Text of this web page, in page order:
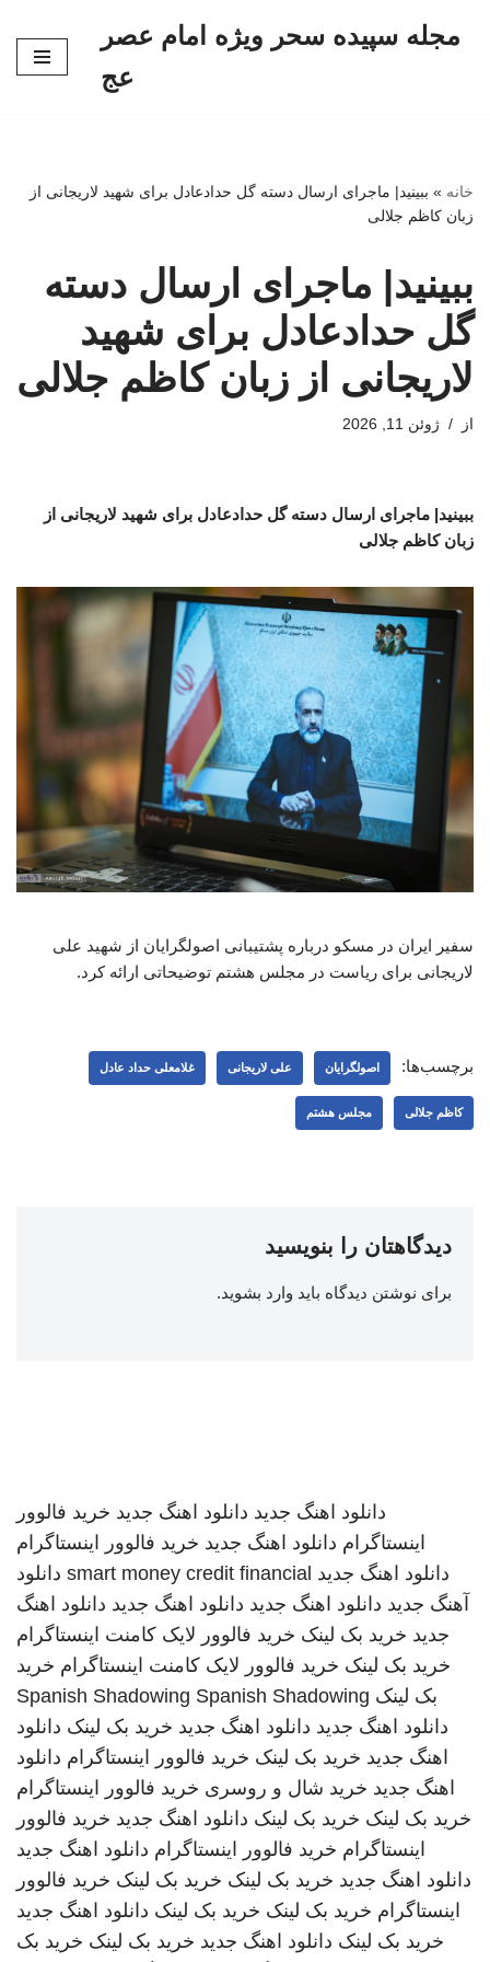
مجله سپیده سحر ویژه امام عصر
عج
خانه » ببینید| ماجرای ارسال دسته گل حدادعادل برای شهید لاریجانی از
زبان کاظم جلالی
ببینید| ماجرای ارسال دسته
گل حدادعادل برای شهید
لاریجانی از زبان کاظم جلالی
از ژوئن 11, 2026
ببینید| ماجرای ارسال دسته گل حدادعادل برای شهید لاریجانی از
زبان کاظم جلالی
سفیر ایران در مسکو درباره پشتیبانی اصولگرایان از شهید علی
لاریجانی برای ریاست در مجلس هشتم توضیحاتی ارائه کرد.
برچسب‌ها: اصولگرایان علی لاریجانی غلامعلی حداد عادل
کاظم جلالی مجلس هشتم
دیدگاهتان را بنویسید
برای نوشتن دیدگاه باید وارد بشوید.
دانلود اهنگ جدید دانلود اهنگ جدید خرید فالوور
اینستاگرام دانلود اهنگ جدید خرید فالوور اینستاگرام
دانلود اهنگ جدید smart money credit financial دانلود
آهنگ جدید دانلود اهنگ جدید دانلود اهنگ جدید دانلود اهنگ
جدید خرید بک لینک خرید فالوور لایک کامنت اینستاگرام
خرید بک لینک خرید فالوور لایک کامنت اینستاگرام خرید
بک لینک
Spanish Shadowing Spanish Shadowing
دانلود اهنگ جدید دانلود اهنگ جدید خرید بک لینک دانلود
اهنگ جدید خرید بک لینک خرید فالوور اینستاگرام دانلود
اهنگ جدید خرید شال و روسری خرید فالوور اینستاگرام
خرید بک لینک خرید بک لینک دانلود اهنگ جدید خرید فالوور
اینستاگرام خرید فالوور اینستاگرام دانلود اهنگ جدید
دانلود اهنگ جدید خرید بک لینک خرید بک لینک خرید فالوور
اینستاگرام خرید بک لینک خرید بک لینک دانلود اهنگ جدید
خرید بک لینک دانلود اهنگ جدید خرید بک لینک خرید بک